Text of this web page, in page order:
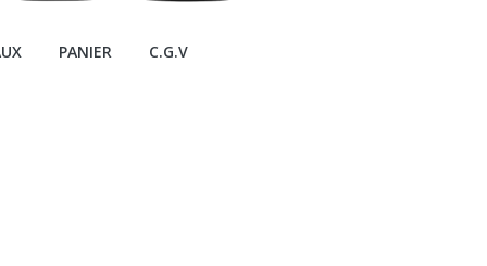
PANIER C.G.V